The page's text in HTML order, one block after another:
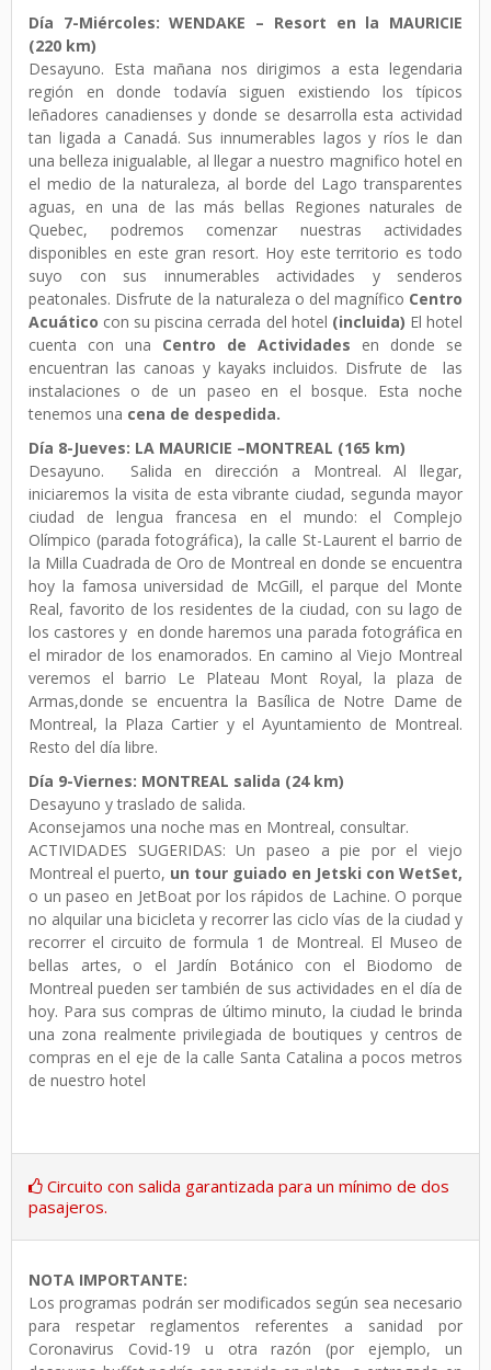
Día 7-Miércoles: WENDAKE – Resort en la MAURICIE
(220 km)
Desayuno. Esta mañana nos dirigimos a esta legendaria
región en donde todavía siguen existiendo los típicos
leñadores canadienses y donde se desarrolla esta actividad
tan ligada a Canadá. Sus innumerables lagos y ríos le dan
una belleza inigualable, al llegar a nuestro magnifico hotel en
el medio de la naturaleza, al borde del Lago transparentes
aguas, en una de las más bellas Regiones naturales de
Quebec, podremos comenzar nuestras actividades
disponibles en este gran resort. Hoy este territorio es todo
suyo con sus innumerables actividades y senderos
peatonales. Disfrute de la naturaleza o del magnífico Centro
Acuático con su piscina cerrada del hotel (incluida) El hotel
cuenta con una Centro de Actividades en donde se
encuentran las canoas y kayaks incluidos. Disfrute de las
instalaciones o de un paseo en el bosque. Esta noche
tenemos una cena de despedida.
Día 8-Jueves: LA MAURICIE –MONTREAL (165 km)
Desayuno. Salida en dirección a Montreal. Al llegar,
iniciaremos la visita de esta vibrante ciudad, segunda mayor
ciudad de lengua francesa en el mundo: el Complejo
Olímpico (parada fotográfica), la calle St-Laurent el barrio de
la Milla Cuadrada de Oro de Montreal en donde se encuentra
hoy la famosa universidad de McGill, el parque del Monte
Real, favorito de los residentes de la ciudad, con su lago de
los castores y en donde haremos una parada fotográfica en
el mirador de los enamorados. En camino al Viejo Montreal
veremos el barrio Le Plateau Mont Royal, la plaza de
Armas,donde se encuentra la Basílica de Notre Dame de
Montreal, la Plaza Cartier y el Ayuntamiento de Montreal.
Resto del día libre.
Día 9-Viernes: MONTREAL salida (24 km)
Desayuno y traslado de salida.
Aconsejamos una noche mas en Montreal, consultar.
ACTIVIDADES SUGERIDAS: Un paseo a pie por el viejo
Montreal el puerto, un tour guiado en Jetski con WetSet,
o un paseo en JetBoat por los rápidos de Lachine. O porque
no alquilar una bicicleta y recorrer las ciclo vías de la ciudad y
recorrer el circuito de formula 1 de Montreal. El Museo de
bellas artes, o el Jardín Botánico con el Biodomo de
Montreal pueden ser también de sus actividades en el día de
hoy. Para sus compras de último minuto, la ciudad le brinda
una zona realmente privilegiada de boutiques y centros de
compras en el eje de la calle Santa Catalina a pocos metros
de nuestro hotel
Circuito con salida garantizada para un mínimo de dos
pasajeros.
NOTA IMPORTANTE:
Los programas podrán ser modificados según sea necesario
para respetar reglamentos referentes a sanidad por
Coronavirus Covid-19 u otra razón (por ejemplo, un